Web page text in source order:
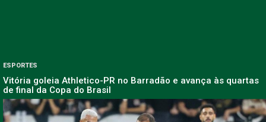
ESPORTES
Vitória goleia Athletico-PR no Barradão e avança às quartas
de final da Copa do Brasil